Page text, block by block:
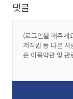
댓글